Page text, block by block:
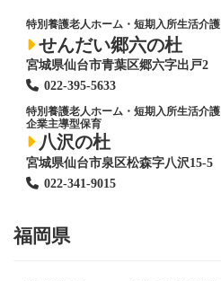
特別養護老人ホーム ・短期入所生活介護
せんだい郷六の杜
宮城県仙台市青葉区郷六字出戸2
022-395-5633
特別養護老人ホーム ・短期入所生活介護
企業主導型保育
八沢の杜
宮城県仙台市泉区松森字八沢15-5
022-341-9015
福岡県